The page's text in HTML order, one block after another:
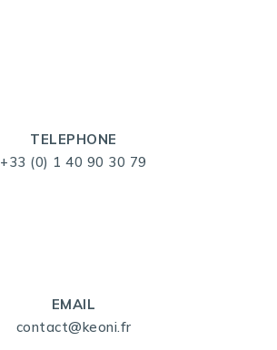
TELEPHONE
+33 (0) 1 40 90 30 79
EMAIL
contact@keoni.fr